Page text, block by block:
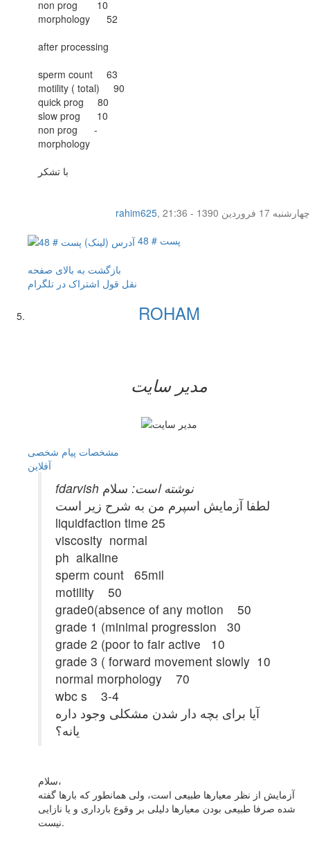
non prog 10
morphology 52
after processing
sperm count 63
motility ( total) 90
quick prog 80
slow prog 10
non prog -
morphology
با تشکر
rahim625,
چهار‌شنبه 17 فروردین 1390 - 21:36
پست # 48
بازگشت به بالای صفحه
نقل قول اشتراک در تلگرام
ROHAM
مدیر سایت
مشخصات پیام شخصی
آفلاين
fdarvish نوشته است: سلام
لطفا آزمایش اسپرم من به شرح زیر است
liquidfaction time 25
viscosity normal
ph alkaline
sperm count 65mil
motility 50
grade0(absence of any motion 50
grade 1 (minimal progression 30
grade 2 (poor to fair active 10
grade 3 ( forward movement slowly 10
normal morphology 70
wbc s 3-4
آیا برای بچه دار شدن مشکلی وجود داره
یانه؟
سلام،
آزمایش از نظر معیارها طبیعی است، ولی همانطور که بارها گفته
شده صرفا طبیعی بودن معیارها دلیلی بر وقوع بارداری و یا نازایی
نیست.